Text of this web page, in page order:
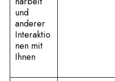
und
anderer
Interaktio
nen mit
Ihnen